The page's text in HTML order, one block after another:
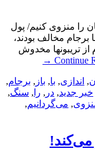
را منزوی کنیم/ پول
برجام مخالف بودند،
تریبونها مخدوش
Continue
→
, اندازی, با, باز , برجام,
خبر جدید, در , را , سنگ,
, می‌گردانیم,
می‌کند!